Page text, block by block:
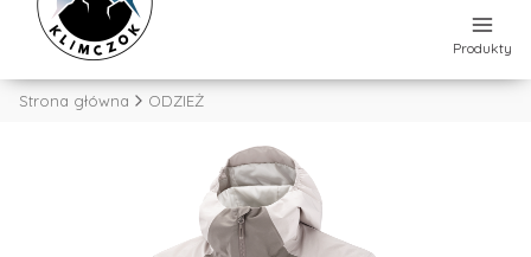
Produkty
Strona główna ODZIEŻ